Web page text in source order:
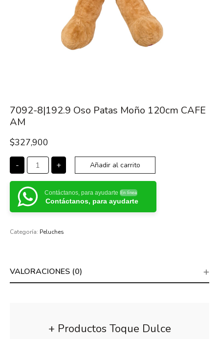
7092-8|192.9 Oso Patas Moño 120cm CAFE
AM
$327,900
- + Añadir al carrito
Contáctanos, para ayudarte En línea
Contáctanos, para ayudarte
Categoría: Peluches
VALORACIONES (0)
+ Productos Toque Dulce